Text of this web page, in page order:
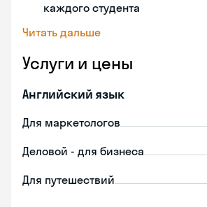
каждого студента
Читать дальше
Услуги и цены
Английский язык
Для маркетологов
Деловой - для бизнеса
Для путешествий